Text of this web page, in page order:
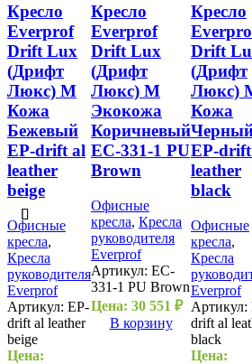
Кресло
Everprof
Drift Lux
(Дрифт
Люкс) M
Кожа
Бежевый
EP-drift al
leather
beige
Офисные
кресла,
Кресла
руководителя
Everprof
Артикул: EP-
drift al leather
beige
Цена:
Кресло
Everprof
Drift Lux
(Дрифт
Люкс) M
Экокожа
Коричневый
EC-331-1 PU
Brown
Офисные
кресла, Кресла
руководителя
Everprof
Артикул: EC-
331-1 PU Brown
Цена: 30 551 ₽
В корзину
Кресло
Drift
(Дрифт
Люкс)
Кожа
EP-
leather
black
Офисные
кресла,
Кресла
Everprof
Артикул:
drift al
black
Цена: